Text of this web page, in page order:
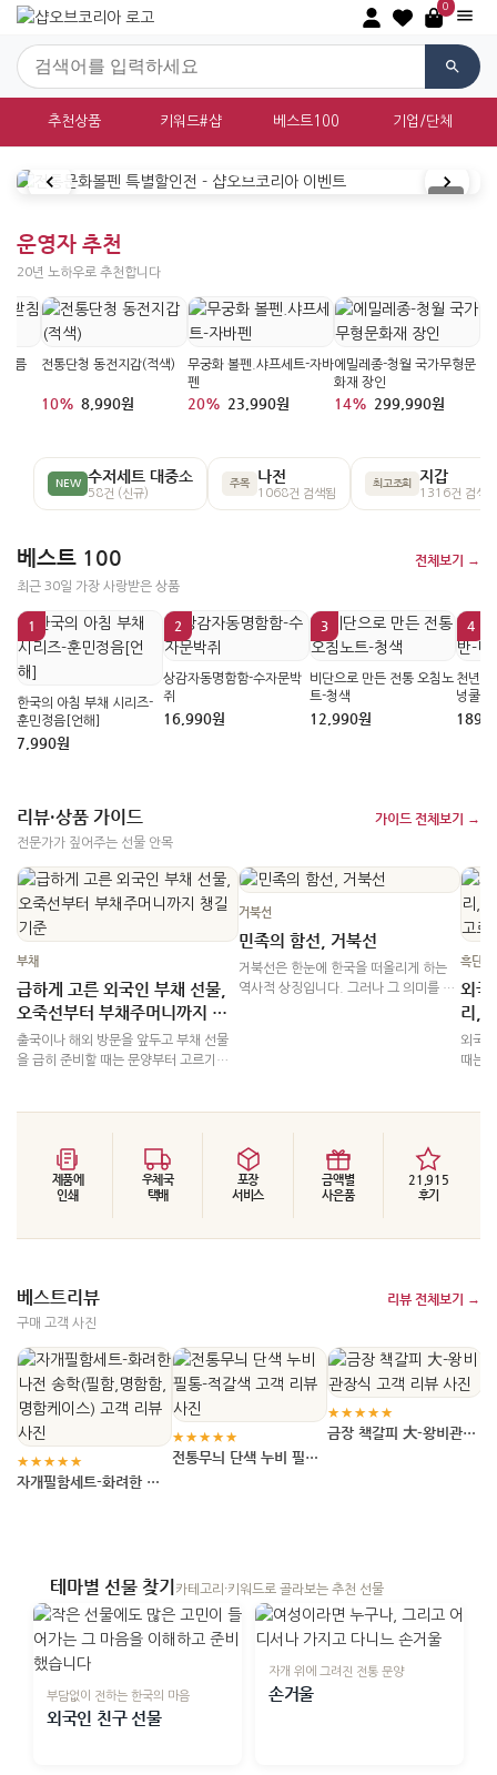
0
추천상품 키워드#샵 베스트100 기업/단체
대한민국 전통문화상품 쇼핑몰 샵오브
운영자 추천
20년 노하우로 추천합니다
름 전통단청 동전지갑(적색)
10% 8,990원
무궁화 볼펜.샤프세트-자바
펜
20% 23,990원
에밀레종-청월 국가무형문
화재 장인
14% 299,990원
NEW 수저세트 대중소
58건 (신규)
주목 나전
1068건 검색됨
최고조회 지갑
1316건 검색
베스트 100
최근 30일 가장 사랑받은 상품
전체보기 →
1
한국의 아침 부채 시리즈-
훈민정음[언해]
7,990원
2
상감자동명함함-수자문박
쥐
16,990원
3
비단으로 만든 전통 오침노
트-청색
12,990원
4
천년시
넝쿨
리뷰·상품 가이드
전문가가 짚어주는 선물 안목
가이드 전체보기 →
부채
급하게 고른 외국인 부채 선물,
오죽선부터 부채주머니까지 챙
길 기준
출국이나 해외 방문을 앞두고 부채 선물
을 급히 준비할 때는 문양부터 고르기보
갖춰 전달하는 경우에는 확인할 기준이
달라집니다. 특히 부채주머니를 함께 준
비한다면 부채의 이름만 보고 조합하지
말고 실제 길이와 폭, 호환 여부를 살펴야
합니다. 일정이 촉박할수록 선택지를 무
거북선
민족의 함선, 거북선
거북선은 한눈에 한국을 떠올리게 하는
역사적 상징입니다. 그러나 그 의미를 전
흑단
외국
리,
양
외국
때는
제품에
인쇄
우체국
택배
포장
서비스
금액별
사은품
21,915
후기
베스트리뷰
구매 고객 사진
리뷰 전체보기 →
★★★★★
자개필함세트-화려한 나
★★★★★
전통무늬 단색 누비 필통-
★★★★★
금장 책갈피 大-왕비관장
테마별 선물 찾기 카테고리·키워드로 골라보는 추천 선물
부담없이 전하는 한국의 마음
외국인 친구 선물
자개 위에 그려진 전통 문양
손거울